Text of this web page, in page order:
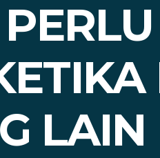
LAIN